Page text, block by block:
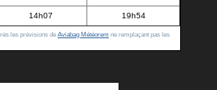
14h07 19h54
les prévisions de Aviabag Météorem ne remplaçant pas les